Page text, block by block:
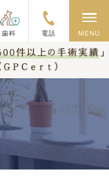
歯科 電話
メ
MENU